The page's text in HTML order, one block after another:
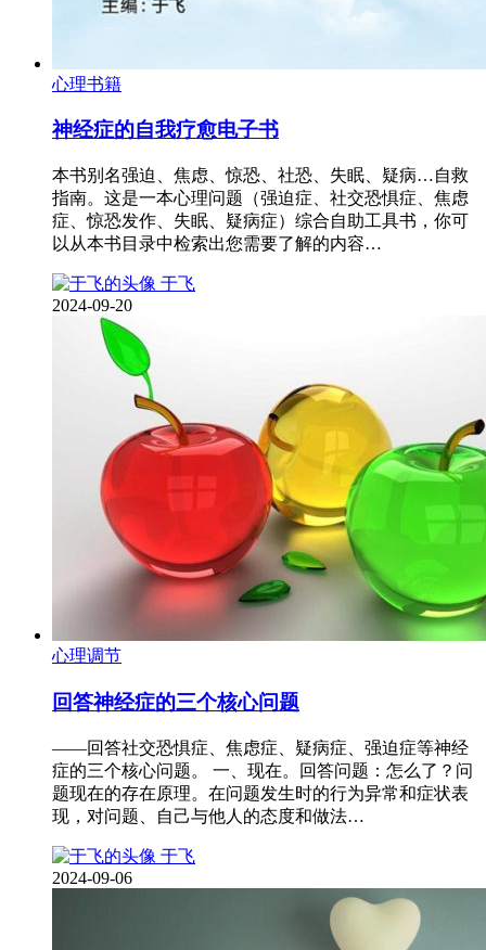
心理书籍
神经症的自我疗愈电子书
本书别名强迫、焦虑、惊恐、社恐、失眠、疑病…自救
指南。这是一本心理问题（强迫症、社交恐惧症、焦虑
症、惊恐发作、失眠、疑病症）综合自助工具书，你可
以从本书目录中检索出您需要了解的内容…
于飞
2024-09-20
心理调节
回答神经症的三个核心问题
——回答社交恐惧症、焦虑症、疑病症、强迫症等神经
症的三个核心问题。 一、现在。回答问题：怎么了？问
题现在的存在原理。在问题发生时的行为异常和症状表
现，对问题、自己与他人的态度和做法…
于飞
2024-09-06